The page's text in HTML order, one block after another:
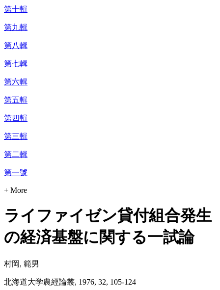
第十輯
第九輯
第八輯
第七輯
第六輯
第五輯
第四輯
第三輯
第二輯
第一號
+ More
ライファイゼン貸付組合発生
の経済基盤に関する一試論
村岡, 範男
北海道大学農經論叢, 1976, 32, 105-124